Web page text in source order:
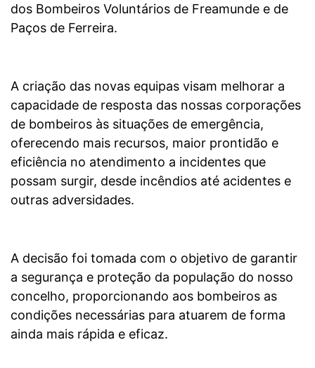
dos Bombeiros Voluntários de Freamunde e de
Paços de Ferreira.
A criação das novas equipas visam melhorar a
capacidade de resposta das nossas corporações
de bombeiros às situações de emergência,
oferecendo mais recursos, maior prontidão e
eficiência no atendimento a incidentes que
possam surgir, desde incêndios até acidentes e
outras adversidades.
A decisão foi tomada com o objetivo de garantir
a segurança e proteção da população do nosso
concelho, proporcionando aos bombeiros as
condições necessárias para atuarem de forma
ainda mais rápida e eficaz.